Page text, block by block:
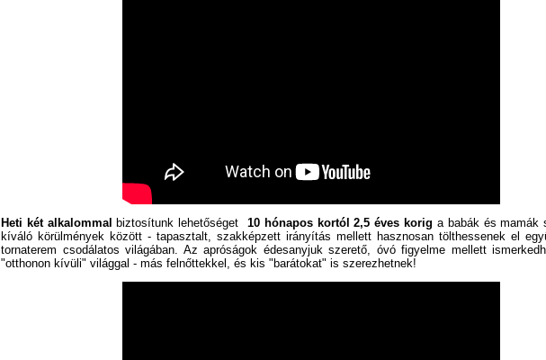
Heti két alkalommal biztosítunk lehetőséget 10 hónapos kortól 2,5 éves korig a babák és mamák
kíváló körülmények között - tapasztalt, szakképzett irányítás mellett hasznosan tölthessenek el
tornaterem csodálatos világában. Az apróságok édesanyjuk szerető, óvó figyelme mellett
"otthonon kívüli" világgal - más felnőttekkel, és kis "barátokat" is szerezhetnek!